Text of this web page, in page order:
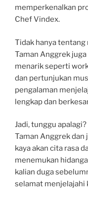
memperkenalkan
Chef Vindex.
Tidak hanya tentang
Taman Anggrek
menarik seperti
dan pertunjukan
pengalaman
lengkap dan
Jadi, tunggu
Taman Anggrek dan
kaya akan cita rasa
menemukan
kalian duga
selamat menjelajahi